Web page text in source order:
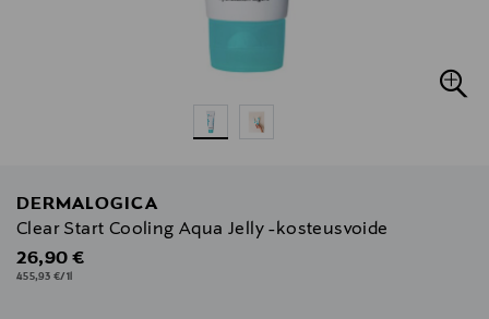
DERMALOGICA
Clear Start Cooling Aqua Jelly -kosteusvoide
Original Price
26,90 €
455,93 €/1l